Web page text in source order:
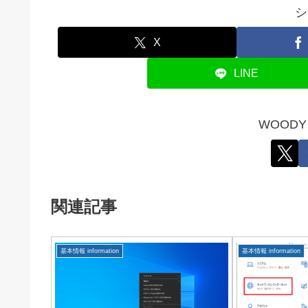
X
LINE
関連記事
基本情報 information 基本情報 information